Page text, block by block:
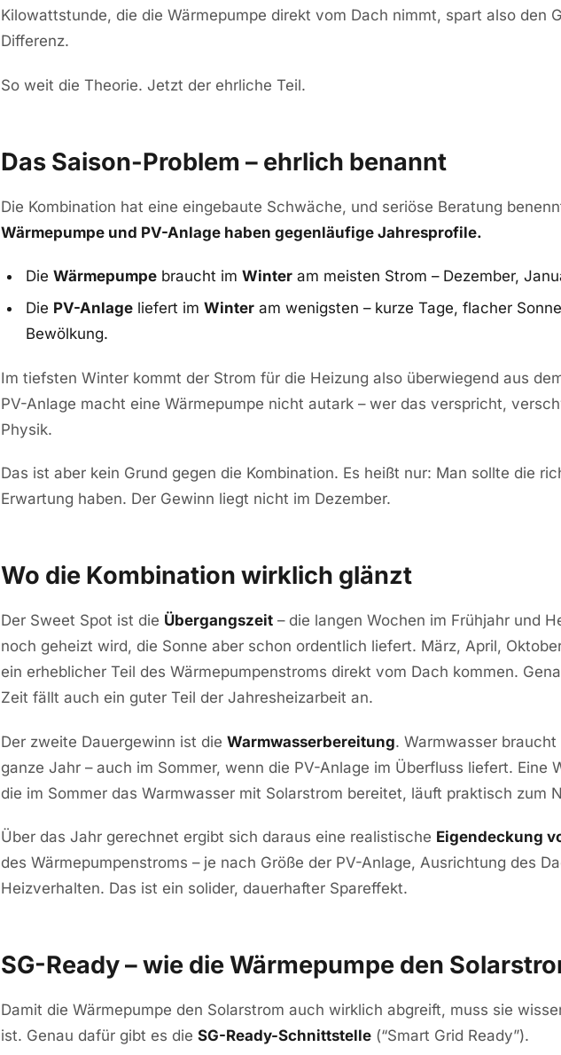
Kilowattstunde, die die Wärmepumpe direkt vom Dach nimmt, spart also den
Differenz.
So weit die Theorie. Jetzt der ehrliche Teil.
Das Saison-Problem – ehrlich benannt
Die Kombination hat eine eingebaute Schwäche, und seriöse Beratung
Wärmepumpe und PV-Anlage haben gegenläufige Jahresprofile.
Die Wärmepumpebraucht im Winteram meisten Strom – Dezember,
Die PV-Anlageliefert im Winteram wenigsten – kurze Tage, flacher
Bewölkung.
Im tiefsten Winter kommt der Strom für die Heizung also überwiegend aus
PV-Anlage macht eine Wärmepumpe nicht autark – wer das verspricht,
Physik.
Das ist aber kein Grund gegen die Kombination. Es heißt nur: Man sollte die
Erwartung haben. Der Gewinn liegt nicht im Dezember.
Wo die Kombination wirklich glänzt
Der Sweet Spot ist die Übergangszeit – die langen Wochen im Frühjahr und
noch geheizt wird, die Sonne aber schon ordentlich liefert. März, April,
ein erheblicher Teil des Wärmepumpenstroms direkt vom Dach kommen.
Zeit fällt auch ein guter Teil der Jahresheizarbeit an.
Der zweite Dauergewinn ist die Warmwasserbereitung. Warmwasser braucht
ganze Jahr – auch im Sommer, wenn die PV-Anlage im Überfluss liefert. Eine
die im Sommer das Warmwasser mit Solarstrom bereitet, läuft praktisch zum
Über das Jahr gerechnet ergibt sich daraus eine realistische Eigendeckung
des Wärmepumpenstroms – je nach Größe der PV-Anlage, Ausrichtung des
Heizverhalten. Das ist ein solider, dauerhafter Spareffekt.
SG-Ready – wie die Wärmepumpe den
Damit die Wärmepumpe den Solarstrom auch wirklich abgreift, muss sie
ist. Genau dafür gibt es die SG-Ready-Schnittstelle (“Smart Grid Ready”).